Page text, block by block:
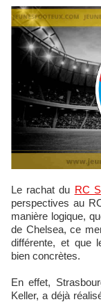
Le rachat du RC
perspectives au
manière logique,
de Chelsea, ce
différente, et que
bien concrètes.
En effet,
Keller, a déjà